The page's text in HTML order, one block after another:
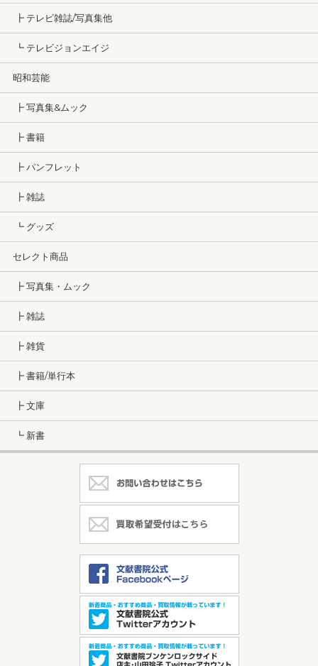
┣ テレビ雑誌/写真集他
┗ テレビジョンエイジ
昭和芸能
┣ 写真集&ムック
┣ 書籍
┣ パンフレット
┣ 雑誌
┗ グッズ
セレクト商品
┣ 写真集・ムック
┣ 雑誌
┣ 雑貨
┣ 書籍/単行本
┣ 文庫
┗ 新書